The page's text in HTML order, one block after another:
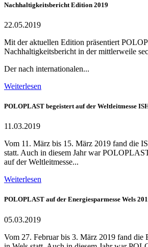
Nachhaltigkeitsbericht Edition 2019
22.05.2019
Mit der aktuellen Edition präsentiert
Nachhaltigkeitsbericht in der mittlerweile
Der nach internationalen...
Weiterlesen
POLOPLAST begeistert auf der Weltleitmesse
11.03.2019
Vom 11. März bis 15. März 2019 fand die
statt. Auch in diesem Jahr war
auf der Weltleitmesse...
Weiterlesen
POLOPLAST auf der Energiesparmesse Wels
05.03.2019
Vom 27. Februar bis 3. März 2019 fand die